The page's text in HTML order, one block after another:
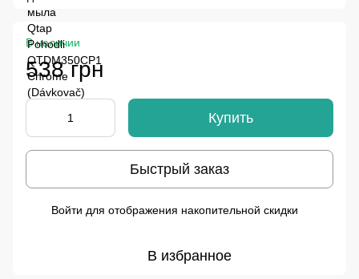
В наличии
538 грн
Купить
Быстрый заказ
Войти для отображения накопительной скидки
В избранное